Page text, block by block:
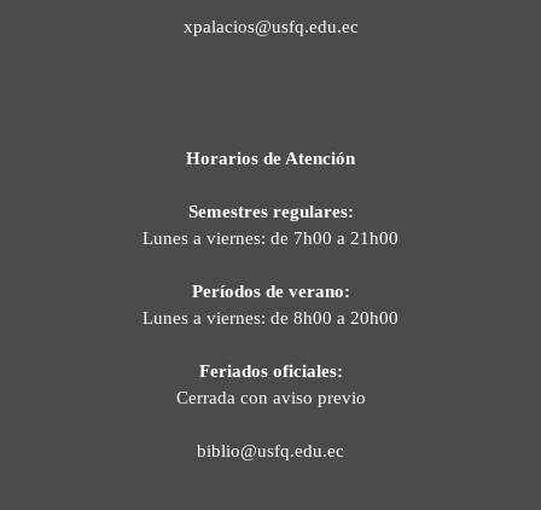
xpalacios@usfq.edu.ec
Horarios de Atención
Semestres regulares:
Lunes a viernes: de 7h00 a 21h00
Períodos de verano:
Lunes a viernes: de 8h00 a 20h00
Feriados oficiales:
Cerrada con aviso previo
biblio@usfq.edu.ec